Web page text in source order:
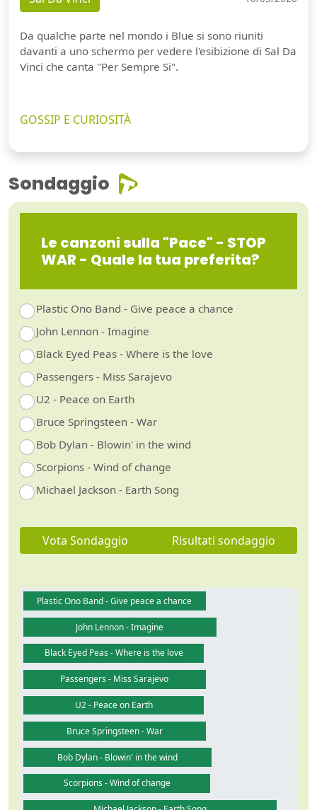
Da qualche parte nel mondo i Blue si sono riuniti
davanti a uno schermo per vedere l'esibizione di Sal Da
Vinci che canta "Per Sempre Si".
GOSSIP E CURIOSITÀ
Sondaggio
Le canzoni sulla "Pace" - STOP
WAR - Quale la tua preferita?
Plastic Ono Band - Give peace a chance
John Lennon - Imagine
Black Eyed Peas - Where is the love
Passengers - Miss Sarajevo
U2 - Peace on Earth
Bruce Springsteen - War
Bob Dylan - Blowin' in the wind
Scorpions - Wind of change
Michael Jackson - Earth Song
Vota Sondaggio Risultati sondaggio
Plastic Ono Band - Give peace a chance
John Lennon - Imagine
Black Eyed Peas - Where is the love
Passengers - Miss Sarajevo
U2 - Peace on Earth
Bruce Springsteen - War
Bob Dylan - Blowin' in the wind
Scorpions - Wind of change